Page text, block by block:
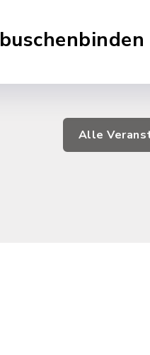
Alle